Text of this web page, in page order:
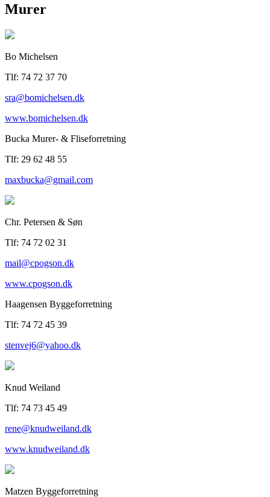
Murer
Bo Michelsen
Tlf: 74 72 37 70
sra@bomichelsen.dk
www.bomichelsen.dk
Bucka Murer- & Fliseforretning
Tlf: 29 62 48 55
maxbucka@gmail.com
Chr. Petersen & Søn
Tlf: 74 72 02 31
mail@cpogson.dk
www.cpogson.dk
Haagensen Byggeforretning
Tlf: 74 72 45 39
stenvej6@yahoo.dk
Knud Weiland
Tlf: 74 73 45 49
rene@knudweiland.dk
www.knudweiland.dk
Matzen Byggeforretning